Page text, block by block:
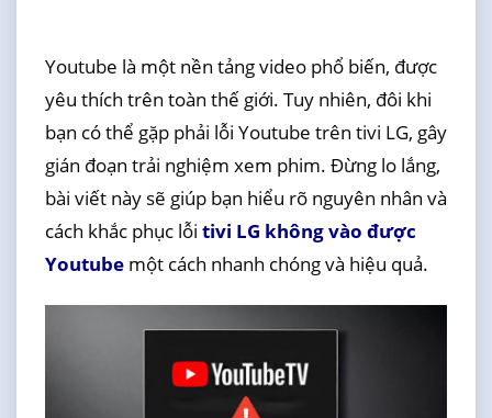
Youtube là một nền tảng video phổ biến, được
yêu thích trên toàn thế giới. Tuy nhiên, đôi khi
bạn có thể gặp phải lỗi Youtube trên tivi LG, gây
gián đoạn trải nghiệm xem phim. Đừng lo lắng,
bài viết này sẽ giúp bạn hiểu rõ nguyên nhân và
cách khắc phục lỗi tivi LG không vào được
Youtubemột cách nhanh chóng và hiệu quả.